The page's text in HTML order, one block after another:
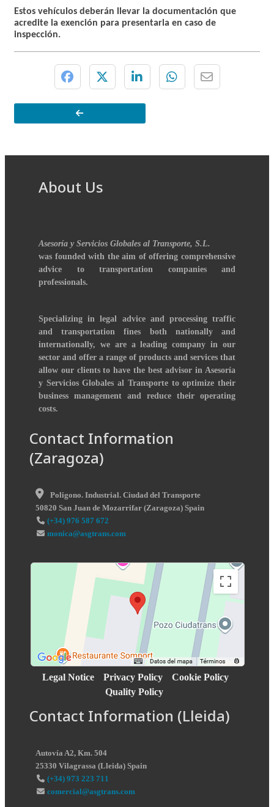
Estos vehículos deberán llevar la documentación que
acredite la exención para presentarla en caso de
inspección.
About Us
Asesoría y Servicios Globales al Transporte, S.L.
was founded with the aim of offering comprehensive
advice to transportation companies and
professionals.
Specializing in legal advice and processing traffic
and transportation fines both nationally and
internationally, we are a leading company in our
sector and offer a range of products and services that
allow our clients to have the best advisor in Asesoría
y Servicios Globales al Transporte to optimize their
business management and reduce their operating
costs.
Contact Information
(Zaragoza)
Poligono. Industrial. Ciudad del Transporte
50820 San Juan de Mozarrifar (Zaragoza) Spain
(+34) 976 587 672
monica@asgtrans.com
Legal Notice Privacy Policy
Cookie Policy
Quality Policy
Contact Information (Lleida)
Autovía A2, Km. 504
25330 Vilagrassa (Lleida) Spain
(+34) 973 223 711
comercial@asgtrans.com